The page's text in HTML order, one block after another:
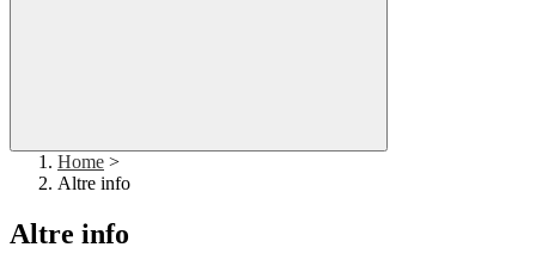
Home >
Altre info
Altre info